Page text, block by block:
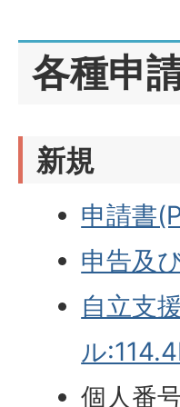
各種申
新規
申請書
申告及
自立支
ル
個人番